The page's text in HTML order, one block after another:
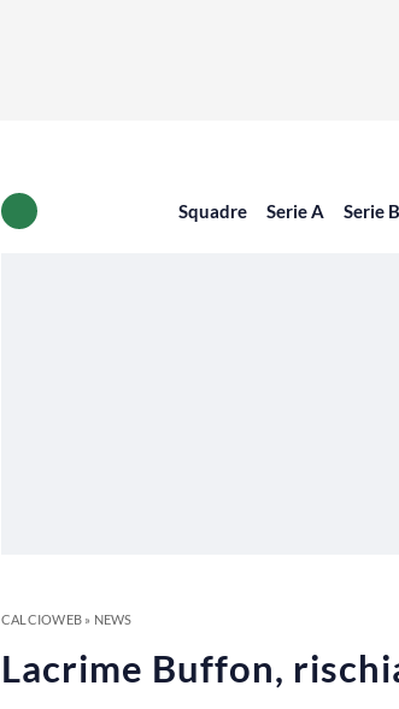
Squadre Serie A Serie B
CALCIOWEB» NEWS
Lacrime Buffon,